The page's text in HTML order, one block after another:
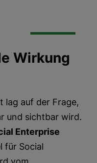
Wirkung
lag auf der Frage,
und sichtbar wird.
Enterprise
für Social